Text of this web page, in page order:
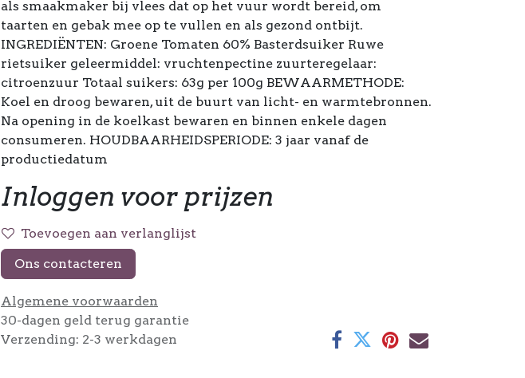
als smaakmaker bij vlees dat op het vuur wordt bereid, om
taarten en gebak mee op te vullen en als gezond ontbijt.
INGREDIËNTEN: Groene Tomaten 60% Basterdsuiker Ruwe
rietsuiker geleermiddel: vruchtenpectine zuurteregelaar:
citroenzuur Totaal suikers: 63g per 100g BEWAARMETHODE:
Koel en droog bewaren, uit de buurt van licht- en warmtebronnen.
Na opening in de koelkast bewaren en binnen enkele dagen
consumeren. HOUDBAARHEIDSPERIODE: 3 jaar vanaf de
productiedatum
Inloggen voor prijzen
Toevoegen aan verlanglijst
Ons contacteren
Algemene voorwaarden
30-dagen geld terug garantie
Verzending: 2-3 werkdagen